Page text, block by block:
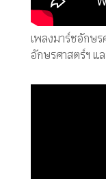
เพลงมาร์ชอักษ
อักษรศาสตร์ฯ แ